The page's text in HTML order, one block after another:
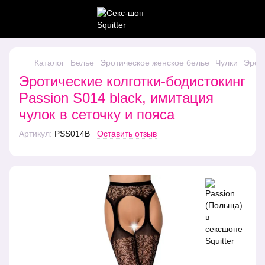
Каталог Белье Эротическое женское белье Чулки
Эротические колготки-бодистокинг
Passion S014 black, имитация
чулок в сеточку и пояса
Артикул: PSS014B Оставить отзыв